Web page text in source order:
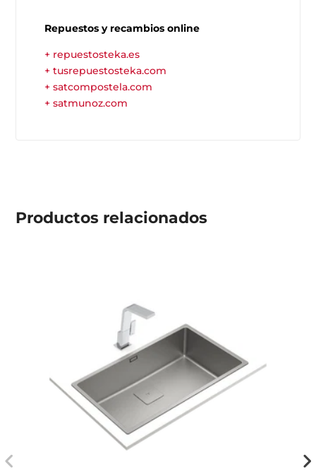
Repuestos y recambios online
+ repuestosteka.es
+ tusrepuestosteka.com
+ satcompostela.com
+ satmunoz.com
Productos relacionados